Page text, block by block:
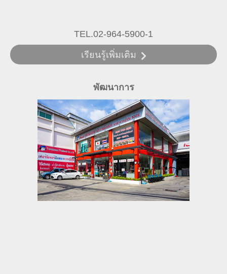
TEL.02-964-5900-1
เรียนรู้เพิ่มเติม
พัฒนาการ